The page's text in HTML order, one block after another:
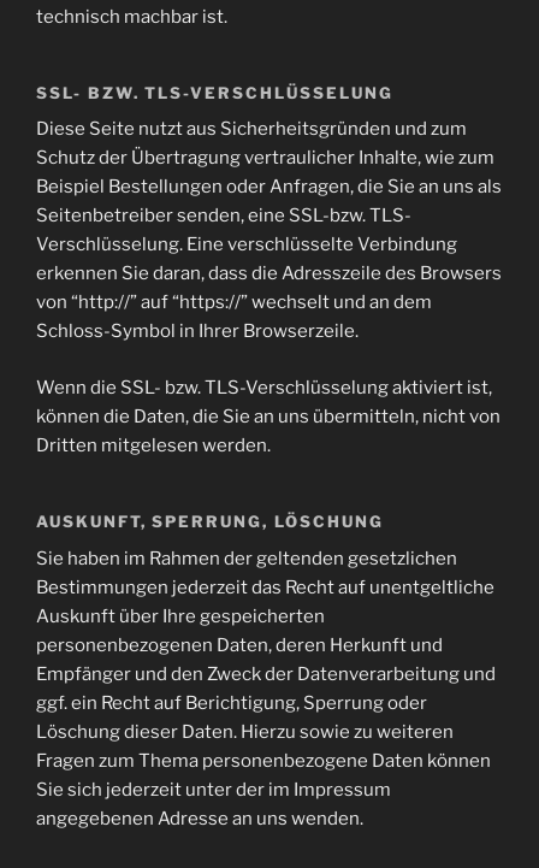
technisch machbar ist.
SSL- BZW. TLS-VERSCHLÜSSELUNG
Diese Seite nutzt aus Sicherheitsgründen und zum
Schutz der Übertragung vertraulicher Inhalte, wie zum
Beispiel Bestellungen oder Anfragen, die Sie an uns als
Seitenbetreiber senden, eine SSL-bzw. TLS-
Verschlüsselung. Eine verschlüsselte Verbindung
erkennen Sie daran, dass die Adresszeile des Browsers
von “http://” auf “https://” wechselt und an dem
Schloss-Symbol in Ihrer Browserzeile.
Wenn die SSL- bzw. TLS-Verschlüsselung aktiviert ist,
können die Daten, die Sie an uns übermitteln, nicht von
Dritten mitgelesen werden.
AUSKUNFT, SPERRUNG, LÖSCHUNG
Sie haben im Rahmen der geltenden gesetzlichen
Bestimmungen jederzeit das Recht auf unentgeltliche
Auskunft über Ihre gespeicherten
personenbezogenen Daten, deren Herkunft und
Empfänger und den Zweck der Datenverarbeitung und
ggf. ein Recht auf Berichtigung, Sperrung oder
Löschung dieser Daten. Hierzu sowie zu weiteren
Fragen zum Thema personenbezogene Daten können
Sie sich jederzeit unter der im Impressum
angegebenen Adresse an uns wenden.